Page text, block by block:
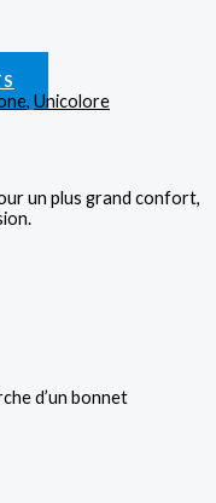
, Unicolore
un plus grand confort,
d’un bonnet